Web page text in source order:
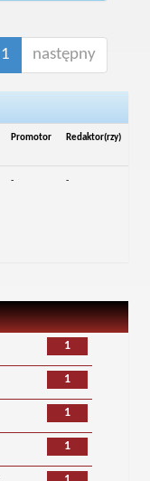
1 następny
Promotor Redaktor(rzy)
- -
1
1
1
1